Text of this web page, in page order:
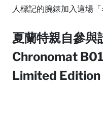
人標記的腕錶加入這場「
夏蘭特親自參
Chronomat
Limited Edition